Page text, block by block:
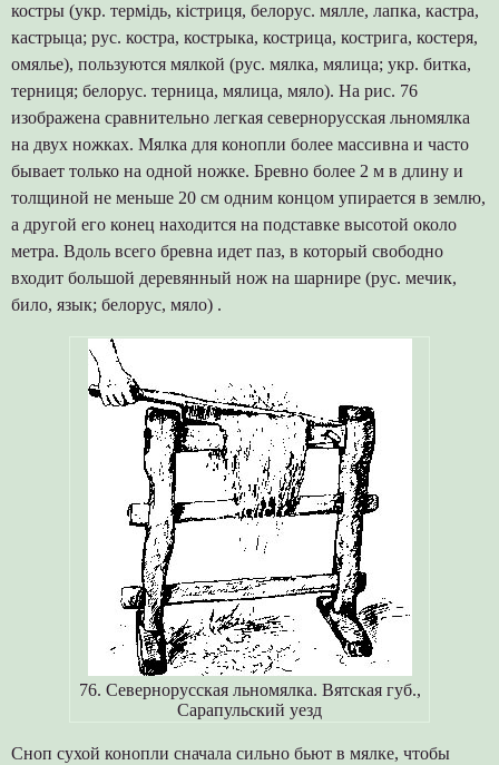
костры (укр. термідь, кістриця, белорус. мялле, лапка, кастра,
кастрыца; рус. костра, кострыка, кострица, кострига, костеря,
омялье), пользуются мялкой (рус. мялка, мялица; укр. битка,
терниця; белорус. терница, мялица, мяло). На рис. 76
изображена сравнительно легкая севернорусская льномялка
на двух ножках. Мялка для конопли более массивна и часто
бывает только на одной ножке. Бревно более 2 м в длину и
толщиной не меньше 20 см одним концом упирается в землю,
а другой его конец находится на подставке высотой около
метра. Вдоль всего бревна идет паз, в который свободно
входит большой деревянный нож на шарнире (рус. мечик,
било, язык; белорус, мяло) .
76. Севернорусская льномялка. Вятская губ.,
Сарапульский уезд
Сноп сухой конопли сначала сильно бьют в мялке, чтобы